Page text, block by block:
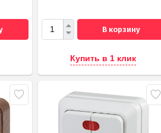
В корзину
Купить в 1 клик